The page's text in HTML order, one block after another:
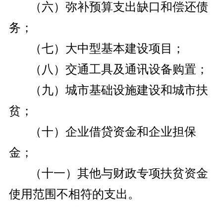
（六）弥补预算支出缺口和偿还债
务；
（七）大中型基本建设项目；
（八）交通工具及通讯设备购置；
（九）城市基础设施建设和城市扶
贫；
（十）企业借贷资金和企业担保
金；
（十一）其他与财政专项扶贫资金
使用范围不相符的支出。